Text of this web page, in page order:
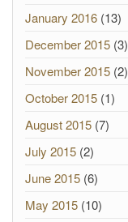
January 2016 (13)
December 2015 (3)
November 2015 (2)
October 2015 (1)
August 2015 (7)
July 2015 (2)
June 2015 (6)
May 2015 (10)